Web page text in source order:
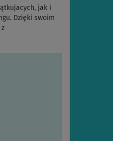
jak i
Dzięki swoim